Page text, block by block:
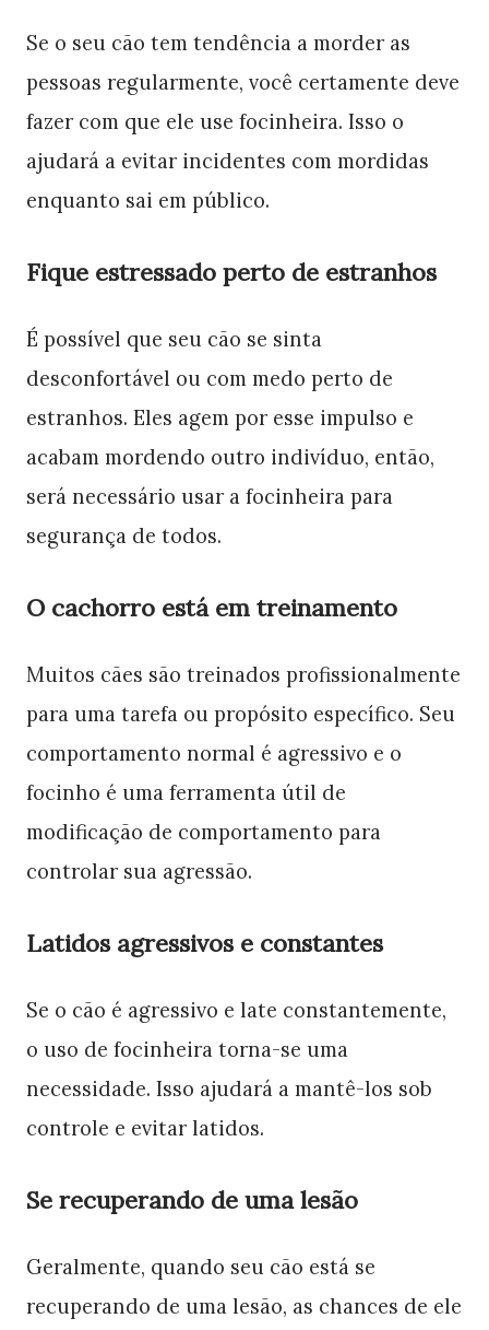
Se o seu cão tem tendência a morder as
pessoas regularmente, você certamente deve
fazer com que ele use focinheira. Isso o
ajudará a evitar incidentes com mordidas
enquanto sai em público.
Fique estressado perto de estranhos
É possível que seu cão se sinta
desconfortável ou com medo perto de
estranhos. Eles agem por esse impulso e
acabam mordendo outro indivíduo, então,
será necessário usar a focinheira para
segurança de todos.
O cachorro está em treinamento
Muitos cães são treinados profissionalmente
para uma tarefa ou propósito específico. Seu
comportamento normal é agressivo e o
focinho é uma ferramenta útil de
modificação de comportamento para
controlar sua agressão.
Latidos agressivos e constantes
Se o cão é agressivo e late constantemente,
o uso de focinheira torna-se uma
necessidade. Isso ajudará a mantê-los sob
controle e evitar latidos.
Se recuperando de uma lesão
Geralmente, quando seu cão está se
recuperando de uma lesão, as chances de ele